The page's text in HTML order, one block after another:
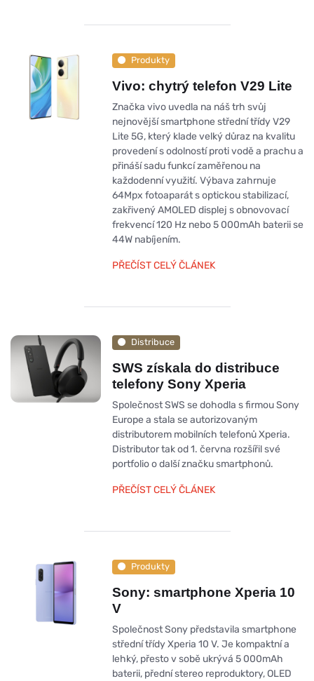
Produkty
Vivo: chytrý telefon V29 Lite
Značka vivo uvedla na náš trh svůj
nejnovější smartphone střední třídy V29
Lite 5G, který klade velký důraz na kvalitu
provedení s odolností proti vodě a prachu a
přináší sadu funkcí zaměřenou na
každodenní využití. Výbava zahrnuje
64Mpx fotoaparát s optickou stabilizací,
zakřivený AMOLED displej s obnovovací
frekvencí 120 Hz nebo 5 000mAh baterii se
44W nabíjením.
PŘEČÍST CELÝ ČLÁNEK
Distribuce
SWS získala do distribuce
telefony Sony Xperia
Společnost SWS se dohodla s firmou Sony
Europe a stala se autorizovaným
distributorem mobilních telefonů Xperia.
Distributor tak od 1. června rozšířil své
portfolio o další značku smartphonů.
PŘEČÍST CELÝ ČLÁNEK
Produkty
Sony: smartphone Xperia 10
V
Společnost Sony představila smartphone
střední třídy Xperia 10 V. Je kompaktní a
lehký, přesto v sobě ukrývá 5 000mAh
baterii, přední stereo reproduktory, OLED